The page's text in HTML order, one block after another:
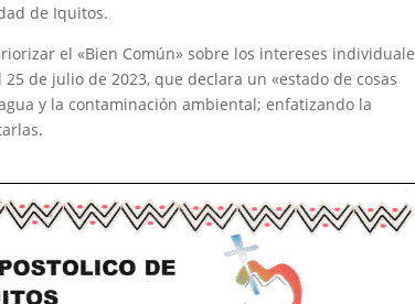
de Iquitos.
el «Bien Común» sobre los intereses
de julio de 2023, que declara un «estado de cosas
y la contaminación ambiental; enfatizando la